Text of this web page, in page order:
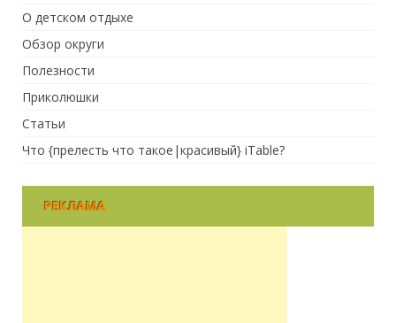
О детском отдыхе
Обзор округи
Полезности
Приколюшки
Статьи
Что {прелесть что такое|красивый} iTable?
РЕКЛАМА